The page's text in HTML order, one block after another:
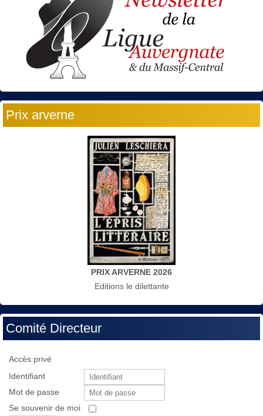
Prix arverne
PRIX ARVERNE 2026
Editions le dilettante
Comité Directeur
Accès privé
Identifiant
Mot de passe
Se souvenir de moi